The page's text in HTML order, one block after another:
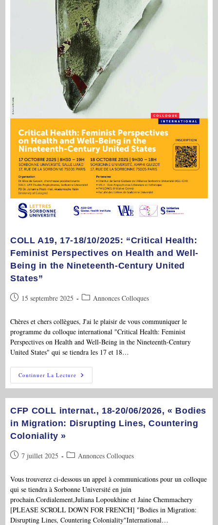
COLL A19, 17-18/10/2025: “Critical Health:
Feminist Perspectives on Health and Well-
Being in the Nineteenth-Century United
States”
Publication
15 septembre 2025
Post Annonces Colloques
Chères et chers collègues, J'ai le plaisir de vous communiquer le
programme du colloque international "Critical Health: Feminist
Perspectives on Health and Well-Being in the Nineteenth-Century
United States" qui se tiendra les 17 et 18…
Continuer La Lecture COLL
A19,
17-
Health:
Feminist
Perspectives
On
Being
Nineteenth-
Century
United
States”
CFP COLL internat., 18-20/06/2026, « Bodies
in Migration: Disrupting Lines, Countering
Coloniality »
Publication
7 juillet 2025
Post Annonces Colloques
Vous trouverez ci-dessous un appel à communications pour un colloque
qui se tiendra à Sorbonne Université en juin
prochain.Cordialement,Juliana Lopoukhine et Jaine Chemmachery
[PLEASE SCROLL DOWN FOR FRENCH] "Bodies in Migration:
Disrupting Lines, Countering Coloniality"International…